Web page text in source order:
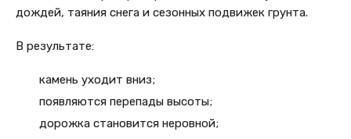
дождей, таяния снега и сезонных подвижек грунта.
В результате:
камень уходит вниз;
появляются перепады высоты;
дорожка становится неровной;